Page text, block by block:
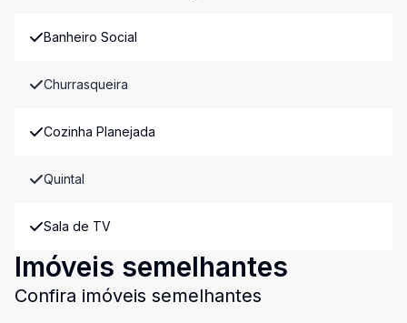
Banheiro Social
Churrasqueira
Cozinha Planejada
Quintal
Sala de TV
Imóveis semelhantes
Confira imóveis semelhantes